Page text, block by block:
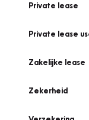
Private lease
Private lease
Zakelijke lease
Zekerheid